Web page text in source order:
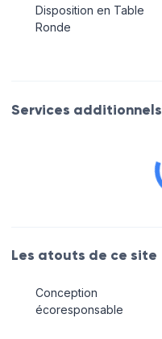
Disposition en Table
Ronde
Services additionnels
Les atouts de ce site
Conception
écoresponsable